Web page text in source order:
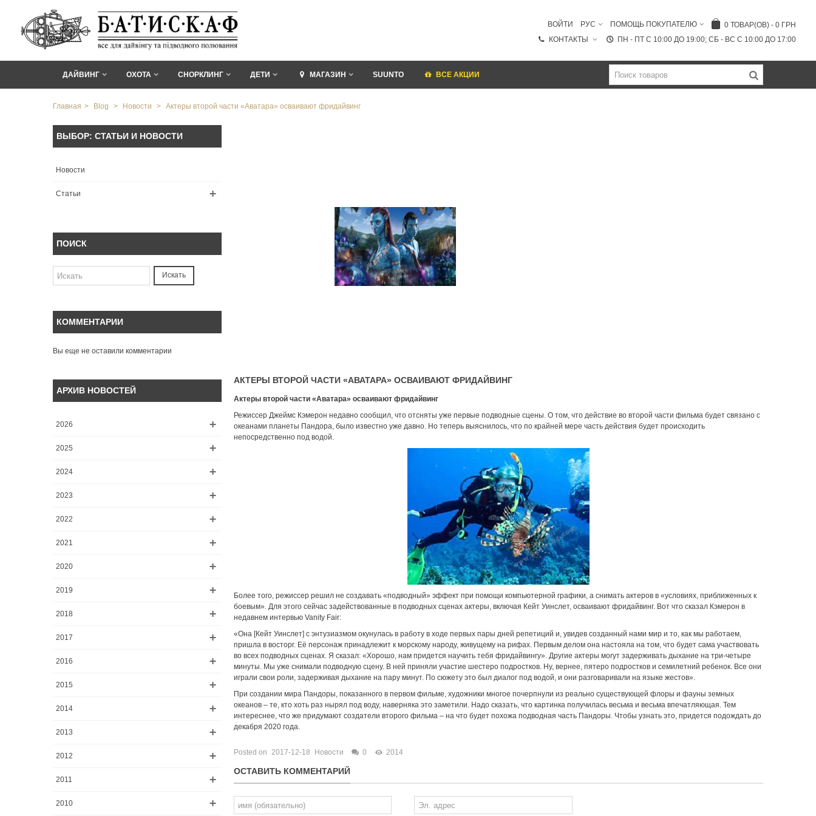
0 ТОВАР(ОВ) - 0 ГРН
ПОМОЩЬ ПОКУПАТЕЛЮ
РУС
ВОЙТИ
ПН - ПТ C 10:00 ДО 19:00; СБ - ВС С 10:00 ДО 17:00
КОНТАКТЫ
ДАЙВИНГ ОХОТА СНОРКЛИНГ ДЕТИ МАГАЗИН SUUNTO ВСЕ АКЦИИ
Главная > Blog > Новости > Актеры второй части «Аватара» осваивают фридайвинг
ВЫБОР: СТАТЬИ И НОВОСТИ
Новости
Статьи
ПОИСК
Искать
КОММЕНТАРИИ
Вы еще не оставили комментарии
АРХИВ НОВОСТЕЙ
2026
2025
2024
2023
2022
2021
2020
2019
2018
2017
2016
2015
2014
2013
2012
2011
2010
АКТЕРЫ ВТОРОЙ ЧАСТИ «АВАТАРА» ОСВАИВАЮТ ФРИДАЙВИНГ
Актеры второй части «Аватара» осваивают фридайвинг
Режиссер Джеймс Кэмерон недавно сообщил, что отсняты уже первые подводные сцены. О том, что действие во второй части фильма будет связано с
океанами планеты Пандора, было известно уже давно. Но теперь выяснилось, что по крайней мере часть действия будет происходить
непосредственно под водой.
Более того, режиссер решил не создавать «подводный» эффект при помощи компьютерной графики, а снимать актеров в «условиях, приближенных к
боевым». Для этого сейчас задействованные в подводных сценах актеры, включая Кейт Уинслет, осваивают фридайвинг. Вот что сказал Кэмерон в
недавнем интервью Vanity Fair:
«Она [Кейт Уинслет] с энтузиазмом окунулась в работу в ходе первых пары дней репетиций и, увидев созданный нами мир и то, как мы работаем,
пришла в восторг. Её персонаж принадлежит к морскому народу, живущему на рифах. Первым делом она настояла на том, что будет сама участвовать
во всех подводных сценах. Я сказал: «Хорошо, нам придется научить тебя фридайвингу». Другие актеры могут задерживать дыхание на три-четыре
минуты. Мы уже снимали подводную сцену. В ней приняли участие шестеро подростков. Ну, вернее, пятеро подростков и семилетний ребенок. Все они
играли свои роли, задерживая дыхание на пару минут. По сюжету это был диалог под водой, и они разговаривали на языке жестов».
При создании мира Пандоры, показанного в первом фильме, художники многое почерпнули из реально существующей флоры и фауны земных
океанов – те, кто хоть раз нырял под воду, наверняка это заметили. Надо сказать, что картинка получилась весьма и весьма впечатляющая. Тем
интереснее, что же придумают создатели второго фильма – на что будет похожа подводная часть Пандоры. Чтобы узнать это, придется подождать до
декабря 2020 года.
Posted on 2017-12-18 Новости 0 2014
ОСТАВИТЬ КОММЕНТАРИЙ